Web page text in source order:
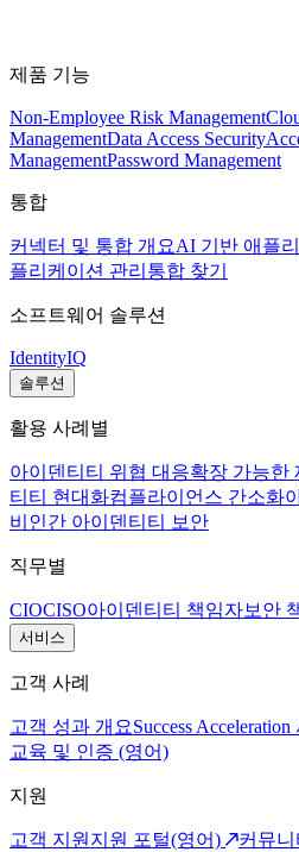
제품 기능
Non-Employee Risk Management
ManagementData Access Security
ManagementPassword Management
통합
커넥터 및 통합 개요AI 기반 애플
플리케이션 관리 통합 찾기
소프트웨어 솔루션
IdentityIQ
솔루션
활용 사례별
아이덴티티 위협 대응확장 가능한
티티 현대화컴플라이언스 간소화
비인간 아이덴티티 보안
직무별
CIOCISO아이덴티티 책임자보안
서비스
고객 사례
고객 성과 개요Success
교육 및 인증 (영어)
지원
고객 지원 지원 포털(영어) 커뮤